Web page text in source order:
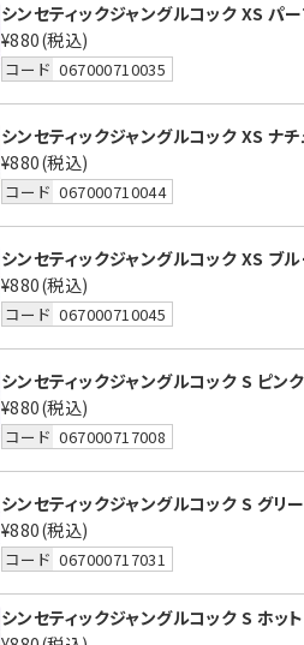
シンセティックジャングルコック XS パ
¥880(税込)
コード 067000710035
シンセティックジャングルコック XS ナ
¥880(税込)
コード 067000710044
シンセティックジャングルコック XS ブ
¥880(税込)
コード 067000710045
シンセティックジャングルコック S ピンク
¥880(税込)
コード 067000717008
シンセティックジャングルコック S グリ
¥880(税込)
コード 067000717031
シンセティックジャングルコック S ホッ